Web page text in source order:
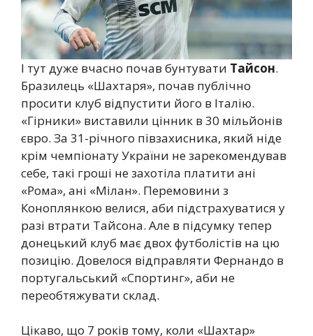
І тут дуже вчасно почав бунтувати Тайсон.
Бразилець «Шахтаря», почав публічно
просити клуб відпустити його в Італію.
«Гірники» виставили цінник в 30 мільйонів
євро. За 31-річного півзахисника, який ніде
крім чемпіонату України не зарекомендував
себе, такі гроші не захотіла платити ані
«Рома», ані «Мілан». Перемовини з
Коноплянкою велися, аби підстрахуватися у
разі втрати Тайсона. Але в підсумку тепер
донецький клуб має двох футболістів на цю
позицію. Довелося відправляти Фернандо в
португальський «Спортинг», аби не
переобтяжувати склад.
Цікаво, що 7 років тому, коли «Шахтар»